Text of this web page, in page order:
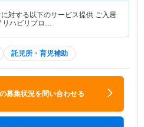
に対する以下のサービス提供 ご入居
リハビリプロ…
託児所・育児補助
募集状況を問い合わせる